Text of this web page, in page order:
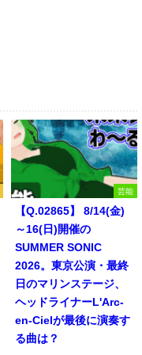
芸能
【Q.02865】 8/14(金)
～16(日)開催の
SUMMER SONIC
2026。東京公演・最終
日のマリンステージ、
ヘッドライナーL'Arc-
en-Cielが最後に演奏す
る曲は？